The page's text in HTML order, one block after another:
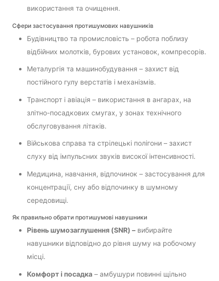
використання та очищення.
Сфери застосування протишумових навушників
Будівництво та промисловість – робота поблизу
відбійних молотків, бурових установок, компресорів.
Металургія та машинобудування – захист від
постійного гулу верстатів і механізмів.
Транспорт і авіація – використання в ангарах, на
злітно-посадкових смугах, у зонах технічного
обслуговування літаків.
Військова справа та стрілецькі полігони – захист
слуху від імпульсних звуків високої інтенсивності.
Медицина, навчання, відпочинок – застосування для
концентрації, сну або відпочинку в шумному
середовищі.
Як правильно обрати протишумові навушники
Рівень шумозаглушення (SNR) – вибирайте
навушники відповідно до рівня шуму на робочому
місці.
Комфорт і посадка – амбушури повинні щільно